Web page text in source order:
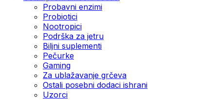
Probavni enzimi
Probiotici
Nootropici
Podrška za jetru
Biljni suplementi
Pečurke
Gaming
Za ublažavanje grčeva
Ostali posebni dodaci ishrani
Uzorci